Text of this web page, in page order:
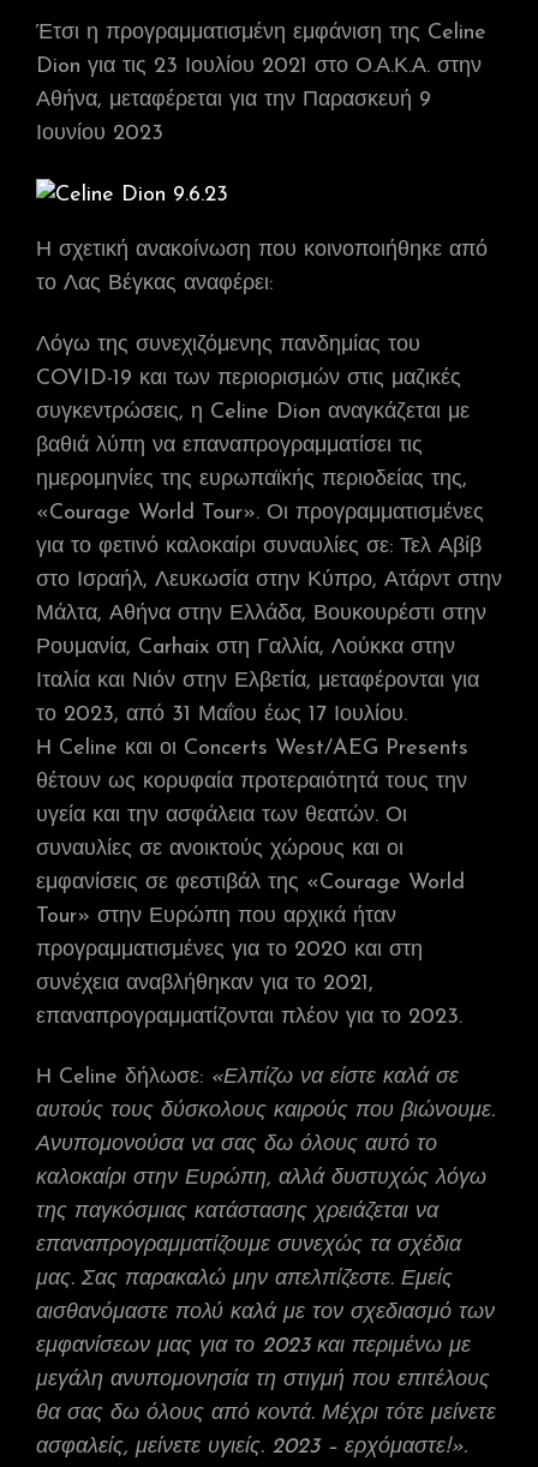
Έτσι η προγραμματισμένη εμφάνιση της Celine
Dion για τις 23 Ιουλίου 2021 στο Ο.Α.Κ.Α. στην
Αθήνα, μεταφέρεται για την Παρασκευή 9
Ιουνίου 2023
Η σχετική ανακοίνωση που κοινοποιήθηκε από
το Λας Βέγκας αναφέρει:
Λόγω της συνεχιζόμενης πανδημίας του
COVID-19 και των περιορισμών στις μαζικές
συγκεντρώσεις, η Celine Dion αναγκάζεται με
βαθιά λύπη να επαναπρογραμματίσει τις
ημερομηνίες της ευρωπαϊκής περιοδείας της,
«Courage World Tour». Οι προγραμματισμένες
για το φετινό καλοκαίρι συναυλίες σε: Τελ Αβίβ
στο Ισραήλ, Λευκωσία στην Κύπρο, Ατάρντ στην
Μάλτα, Αθήνα στην Ελλάδα, Βουκουρέστι στην
Ρουμανία, Carhaix στη Γαλλία, Λούκκα στην
Ιταλία και Νιόν στην Ελβετία, μεταφέρονται για
το 2023, από 31 Μαΐου έως 17 Ιουλίου.
Η Celine και οι Concerts West/AEG Presents
θέτουν ως κορυφαία προτεραιότητά τους την
υγεία και την ασφάλεια των θεατών. Οι
συναυλίες σε ανοικτούς χώρους και οι
εμφανίσεις σε φεστιβάλ της «Courage World
Tour» στην Ευρώπη που αρχικά ήταν
προγραμματισμένες για το 2020 και στη
συνέχεια αναβλήθηκαν για το 2021,
επαναπρογραμματίζονται πλέον για το 2023.
Η Celine δήλωσε: «Ελπίζω να είστε καλά σε
αυτούς τους δύσκολους καιρούς που βιώνουμε.
Ανυπομονούσα να σας δω όλους αυτό το
καλοκαίρι στην Ευρώπη, αλλά δυστυχώς λόγω
της παγκόσμιας κατάστασης χρειάζεται να
επαναπρογραμματίζουμε συνεχώς τα σχέδια
μας. Σας παρακαλώ μην απελπίζεστε. Εμείς
αισθανόμαστε πολύ καλά με τον σχεδιασμό των
εμφανίσεων μας για το 2023 και περιμένω με
μεγάλη ανυπομονησία τη στιγμή που επιτέλους
θα σας δω όλους από κοντά. Μέχρι τότε μείνετε
ασφαλείς, μείνετε υγιείς. 2023 – ερχόμαστε!».